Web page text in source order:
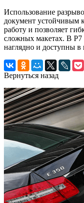
Использование
документ устойчивым
работу и позволяет
сложных макетах. В Р7
наглядно и доступны в
Вернуться назад